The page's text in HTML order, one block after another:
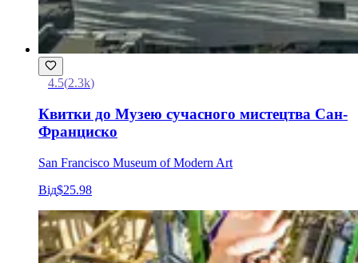
4.5(2.3k)
Квитки до Музею сучасного мистецтва Сан-
Франциско
San Francisco Museum of Modern Art
Від$25.98